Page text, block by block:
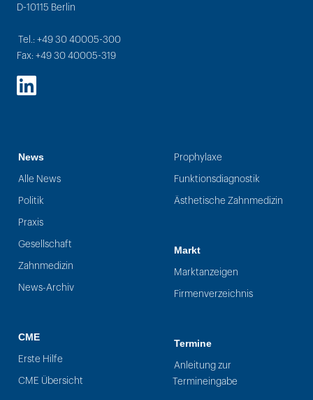
D-10115 Berlin
Tel.: +49 30 40005-300
Fax: +49 30 40005-319
LinkedIn
News
Alle News
Politik
Praxis
Gesellschaft
Zahnmedizin
News-Archiv
CME
Erste Hilfe
CME Übersicht
Prophylaxe
Funktionsdiagnostik
Ästhetische Zahnmedizin
Markt
Marktanzeigen
Firmenverzeichnis
Termine
Anleitung zur
Termineingabe